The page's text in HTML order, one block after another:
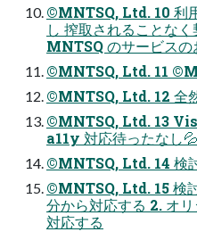
©MNTSQ, Ltd. 10 利
し 搾取されることな
MNTSQ のサービスの
©MNTSQ, Ltd. 11
©MNTSQ, Ltd. 12 全
©MNTSQ, Ltd. 13
a11y 対応待ったなし💦
©MNTSQ, Ltd. 14 検
©MNTSQ, Ltd. 15 検
分から対応する 2. オ
対応する